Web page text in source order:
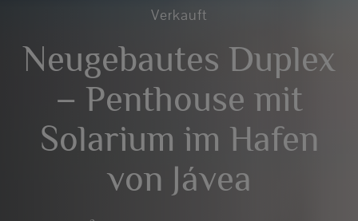
Verkauft
Neugebautes Duplex
– Penthouse mit
Solarium im Hafen
von Jávea